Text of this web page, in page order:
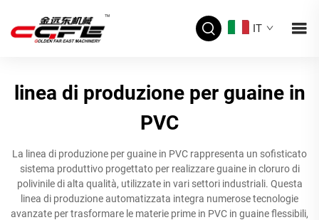
IT
linea di produzione per guaine in
PVC
La linea di produzione per guaine in PVC rappresenta un sofisticato
sistema produttivo progettato per realizzare guaine in cloruro di
polivinile di alta qualità, utilizzate in vari settori industriali. Questa
linea di produzione automatizzata integra numerose tecnologie
avanzate per trasformare le materie prime in PVC in guaine flessibili,